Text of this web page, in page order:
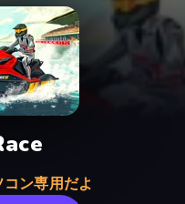
ン専用だよ